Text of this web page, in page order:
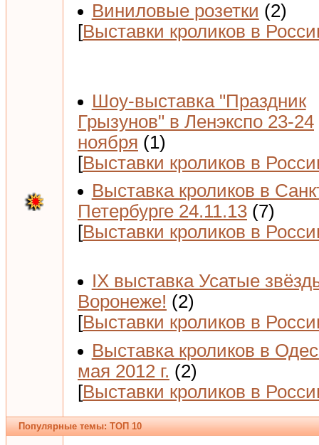
Виниловые розетки (2)
[Выставки кроликов в
Шоу-выставка "Праздник
Грызунов" в Ленэкспо 23-24
ноября (1)
[Выставки кроликов в
Выставка кроликов в
Петербурге 24.11.13 (7)
[Выставки кроликов в
IX выставка Усатые
Воронеже! (2)
[Выставки кроликов в
Выставка кроликов в
мая 2012 г. (2)
[Выставки кроликов в
Популярные темы: ТОП 10